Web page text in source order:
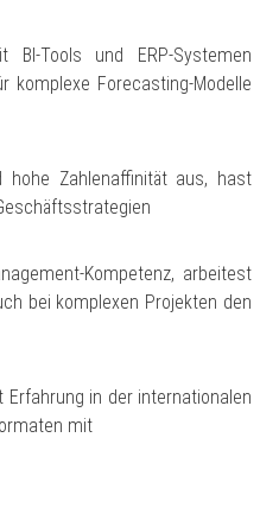
Tools und ERP-Systemen
komplexe Forecasting-Modelle
hohe Zahlenaffinität aus, hast
Kompetenz, arbeitest
bei komplexen Projekten den
in der internationalen
mit